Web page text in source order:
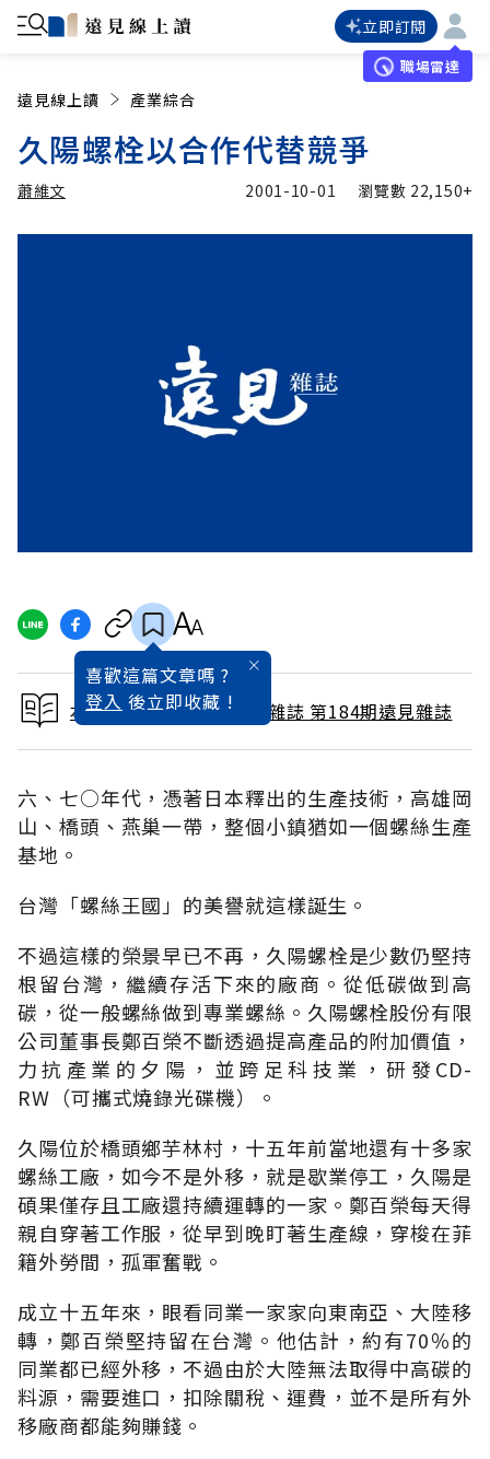
立即訂閱
職場雷達
遠見線上讀 產業綜合
久陽螺栓以合作代替競爭
蕭維文 2001-10-01 瀏覽數 22,150+
喜歡這篇文章嗎 ?
登入 後立即收藏 !
本文出自 2001 / 10月號雜誌 第184期遠見雜誌
六、七○年代，憑著日本釋出的生產技術，高雄岡
山、橋頭、燕巢一帶，整個小鎮猶如一個螺絲生產
基地。
台灣「螺絲王國」的美譽就這樣誕生。
不過這樣的榮景早已不再，久陽螺栓是少數仍堅持
根留台灣，繼續存活下來的廠商。從低碳做到高
碳，從一般螺絲做到專業螺絲。久陽螺栓股份有限
公司董事長鄭百榮不斷透過提高產品的附加價值，
力抗產業的夕陽，並跨足科技業，研發CD-
RW（可攜式燒錄光碟機）。
久陽位於橋頭鄉芋林村，十五年前當地還有十多家
螺絲工廠，如今不是外移，就是歇業停工，久陽是
碩果僅存且工廠還持續運轉的一家。鄭百榮每天得
親自穿著工作服，從早到晚盯著生產線，穿梭在菲
籍外勞間，孤軍奮戰。
成立十五年來，眼看同業一家家向東南亞、大陸移
轉，鄭百榮堅持留在台灣。他估計，約有70％的
同業都已經外移，不過由於大陸無法取得中高碳的
料源，需要進口，扣除關稅、運費，並不是所有外
移廠商都能夠賺錢。